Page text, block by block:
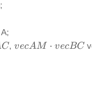
C,vec{AM}
vecAM ⋅ vecBC